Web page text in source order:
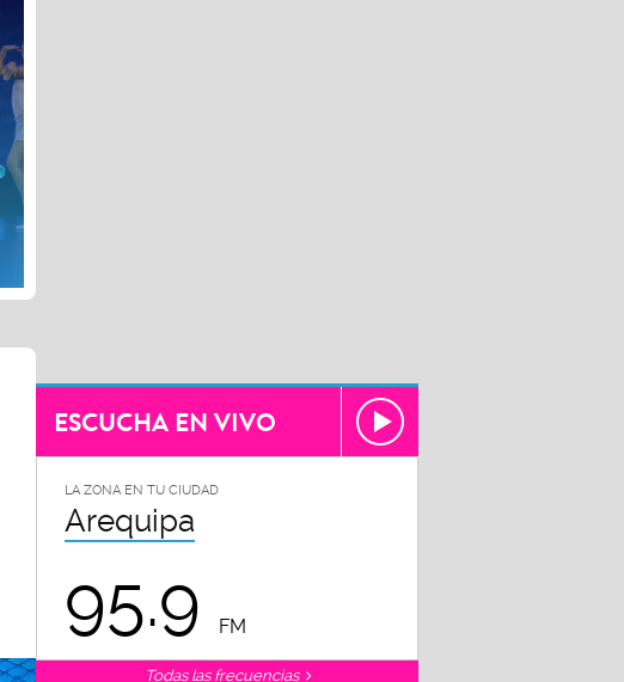
ESCUCHA EN VIVO
Arequipa
95.9